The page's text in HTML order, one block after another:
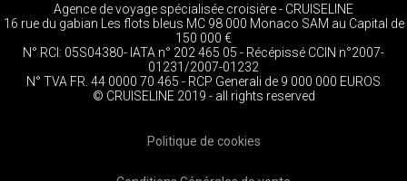
Agence de voyage spécialisée croisière - CRUISELINE
16 rue du gabian Les flots bleus MC 98 000 Monaco SAM au Capital de
150 000 €
N° RCI: 05S04380- IATA n° 202 465 05 - Récépissé CCIN n°2007-
01231/2007-01232
N° TVA FR. 44 0000 70 465 - RCP Generali de 9 000 000 EUROS
© CRUISELINE 2019 - all rights reserved
Politique de cookies